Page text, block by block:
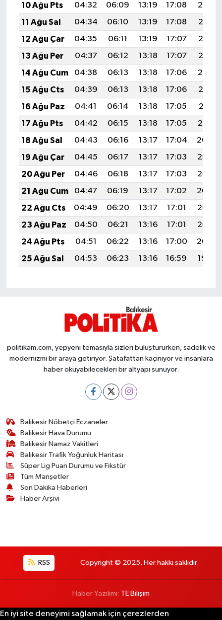
10 Ağu Pts
04:32 06:09 13:19 17:08
20:19
11 Ağu Sal
04:34 06:10 13:19 17:08
20:18
12 Ağu Çar
04:35 06:11 13:19 17:07
20:17
13 Ağu Per
04:37 06:12 13:18 17:07
20:15
14 Ağu Cum
04:38 06:13 13:18 17:06
20:14
15 Ağu Cts
04:39 06:13 13:18 17:06
20:13
16 Ağu Paz
04:41 06:14 13:18 17:05
20:11
17 Ağu Pts
04:42 06:15 13:18 17:05
20:10
18 Ağu Sal
04:43 06:16 13:17 17:04
20:09
19 Ağu Çar
04:45 06:17 13:17 17:03
20:07
20 Ağu Per
04:46 06:18 13:17 17:03
20:06
21 Ağu Cum
04:47 06:19 13:17 17:02
20:04
22 Ağu Cts
04:49 06:20 13:17 17:01
20:03
23 Ağu Paz
04:50 06:21 13:16 17:01
20:02
24 Ağu Pts
04:51 06:22 13:16 17:00
20:00
25 Ağu Sal
04:53 06:23 13:16 16:59 19:59
politikam.com, yepyeni temasıyla sizleri buluştururken, sadelik ve
modernizmi bir araya getiriyor. Şatafattan kaçınıyor ve insanlara
haber okuyabilecekleri bir altyapı sunuyor.
Balıkesir Nöbetçi Eczaneler
Balıkesir Hava Durumu
Balıkesir Namaz Vakitleri
Balıkesir Trafik Yoğunluk Haritası
Süper Lig Puan Durumu ve Fikstür
Tüm Manşetler
Son Dakika Haberleri
Haber Arşivi
RSS Copyright © 2025. Her hakkı saklıdır.
Haber Yazılımı: TE Bilişim
En iyi site deneyimi sağlamak için çerezlerden
SAĞLIK
Savaştepe
SEYAHAT
SİYASET
Sındırgı
SPOR
SÜRMANŞET
Susurluk
TARİHTE BUGÜN
TEKNOLOJİ
Trend